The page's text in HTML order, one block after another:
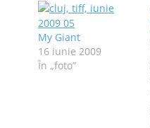
My Giant
16 iunie 2009
În „foto”